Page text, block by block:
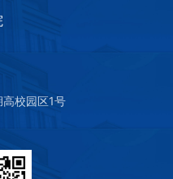
校园区1号